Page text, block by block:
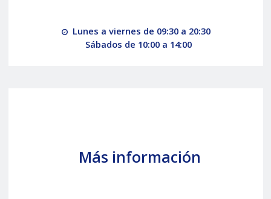
Lunes a viernes de 09:30 a 20:30
Sábados de 10:00 a 14:00
Más información